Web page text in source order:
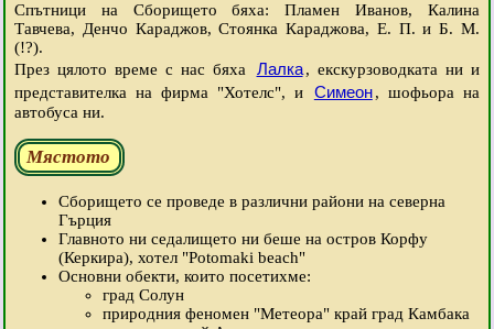
Спътници на Сборището бяха: Пламен Иванов, Калина
Тавчева, Денчо Караджов, Стоянка Караджова, Е. П. и Б. М.
(!?).
През цялото време с нас бяха
Лалка , екскурзоводката ни и
представителка на фирма "Хотелс", и
Симеон, шофьора на
автобуса ни.
Мястото
Сборището се проведе в различни райони на северна
Гърция
Главното ни седалището ни беше на остров Корфу
(Керкира), хотел "Potomaki beach"
Основни обекти, които посетихме:
град Солун
природния феномен "Метеора" край град Камбака